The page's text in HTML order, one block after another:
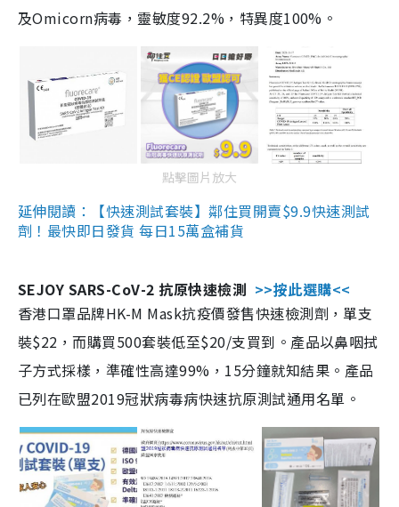
及Omicorn病毒，靈敏度92.2%，特異度100%。
點擊圖片放大
延伸閱讀：【快速測試套裝】鄰住買開賣$9.9快速測試
劑！最快即日發貨 每日15萬盒補貨
SEJOY SARS-CoV-2 抗原快速檢測 >>按此選購<<
香港口罩品牌HK-M Mask抗疫價發售快速檢測劑，單支
裝$22，而購買500套裝低至$20/支買到。產品以鼻咽拭
子方式採樣，準確性高達99%，15分鐘就知結果。產品
已列在歐盟2019冠狀病毒病快速抗原測試通用名單。